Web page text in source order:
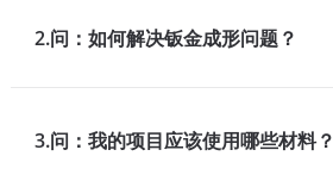
2.问：如何解决钣金成形问题？
3.问：我的项目应该使用哪些材料？